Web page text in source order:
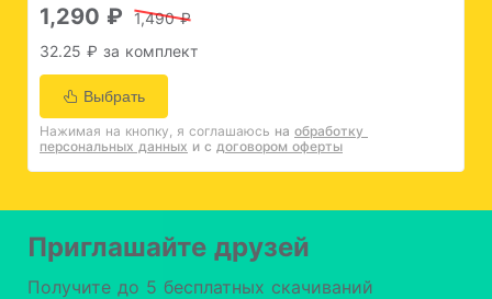
1,290 ₽
1,490 ₽
32.25 ₽ за комплект
Выбрать
Нажимая на кнопку, я соглашаюсь на обработку
персональных данных и с договором оферты
Приглашайте друзей
Получите до 5 бесплатных скачиваний